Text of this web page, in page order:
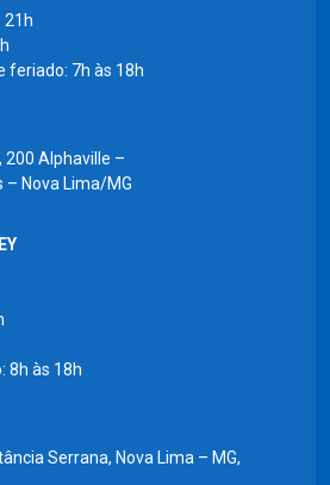
21h
feriado: 7h às 18h
200 Alphaville –
– Nova Lima/MG
8h às 18h
Serrana, Nova Lima – MG,